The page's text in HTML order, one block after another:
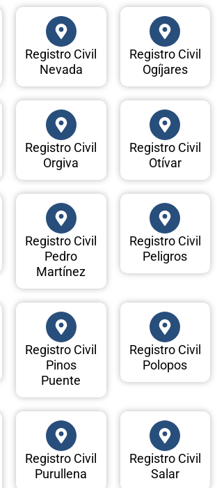
Registro Civil
Nevada
Registro Civil
Ogíjares
Registro Civil
Orgiva
Registro Civil
Otívar
Registro Civil
Pedro
Martínez
Registro Civil
Peligros
Registro Civil
Pinos
Puente
Registro Civil
Polopos
Registro Civil
Purullena
Registro Civil
Salar